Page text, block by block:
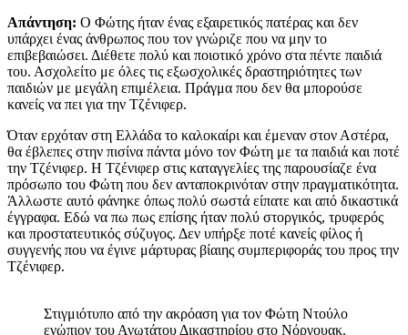
Απάντηση: Ο Φώτης ήταν ένας εξαιρετικός πατέρας και δεν
υπάρχει ένας άνθρωπος που τον γνώριζε που να μην το
επιβεβαιώσει. Διέθετε πολύ και ποιοτικό χρόνο στα πέντε παιδιά
του. Ασχολείτο με όλες τις εξωσχολικές δραστηριότητες των
παιδιών με μεγάλη επιμέλεια. Πράγμα που δεν θα μπορούσε
κανείς να πει για την Τζένιφερ.
Όταν ερχόταν στη Ελλάδα το καλοκαίρι και έμεναν στον Αστέρα,
θα έβλεπες στην πισίνα πάντα μόνο τον Φώτη με τα παιδιά και ποτέ
την Τζένιφερ. Η Τζένιφερ στις καταγγελίες της παρουσίαζε ένα
πρόσωπο του Φώτη που δεν ανταποκρινόταν στην πραγματικότητα.
Άλλωστε αυτό φάνηκε όπως πολύ σωστά είπατε και από δικαστικά
έγγραφα. Εδώ να πω πως επίσης ήταν πολύ στοργικός, τρυφερός
και προστατευτικός σύζυγος. Δεν υπήρξε ποτέ κανείς φίλος ή
συγγενής που να έγινε μάρτυρας βίαιης συμπεριφοράς του προς την
Τζένιφερ.
Στιγμιότυπο από την ακρόαση για τον Φώτη Ντούλο
ενώπιον του Ανωτάτου Δικαστηρίου στο Νόργουακ.